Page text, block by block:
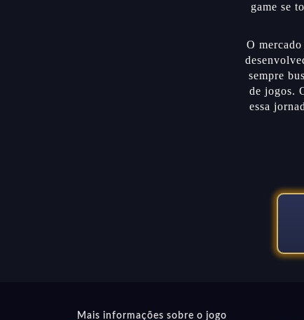
game se
O
sempre
de jogos.
essa
Mais informações sobre o jogo